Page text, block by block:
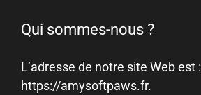
Qui sommes-nous ?
L’adresse de notre site Web est :
https://amysoftpaws.fr.